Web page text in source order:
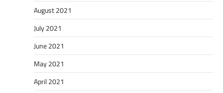
August 2021
July 2021
June 2021
May 2021
April 2021